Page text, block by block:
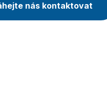
nás kontaktovat